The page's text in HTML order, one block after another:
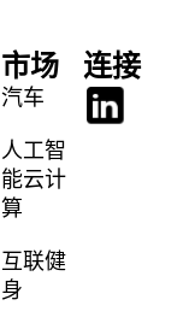
市场
汽车
人工智
能云计
算
互联健
身
连接